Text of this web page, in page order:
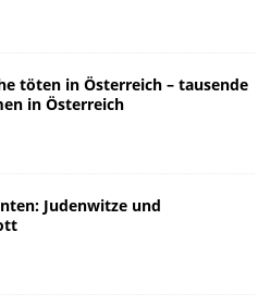
töten in Österreich – tausende
in Österreich
Judenwitze und